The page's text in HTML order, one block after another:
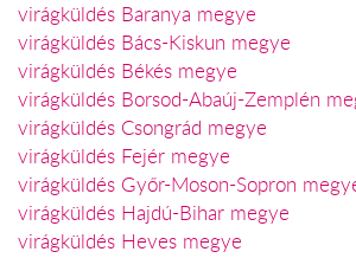
virágküldés Baranya megye
virágküldés Bács-Kiskun megye
virágküldés Békés megye
virágküldés Borsod-Abaúj-Zemplén
virágküldés Csongrád megye
virágküldés Fejér megye
virágküldés Győr-Moson-Sopron
virágküldés Hajdú-Bihar megye
virágküldés Heves megye